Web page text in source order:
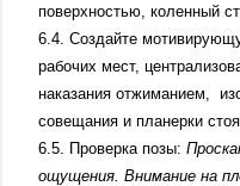
поверхностью, коленный
6.4. Создайте
рабочих мест,
наказания отжиманием,
совещания и планерки стоя.
6.5. Проверка позы:
ощущения. Внимание на